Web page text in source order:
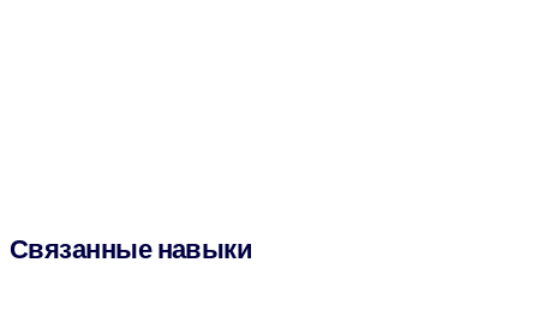
Связанные навыки